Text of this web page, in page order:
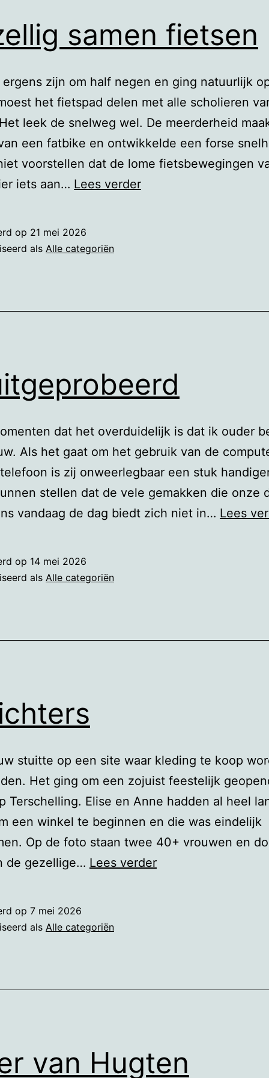
samen fietsen
ergens zijn om half negen en ging natuurlijk
het fietspad delen met alle scholieren
leek de snelweg wel. De meerderheid
een fatbike en ontwikkelde een forse
voorstellen dat de lome fietsbewegingen
iets aan… Lees verderGezellig
op 21 mei 2026
als Alle categoriën
dat het overduidelijk is dat ik ouder
Als het gaat om het gebruik van de
is zij onweerlegbaar een stuk
stellen dat de vele gemakken die onze
vandaag de dag biedt zich niet in… Lees
op 14 mei 2026
als Alle categoriën
stuitte op een site waar kleding te koop
Het ging om een zojuist feestelijk
Terschelling. Elise en Anne hadden al heel
een winkel te beginnen en die was eindelijk
Op de foto staan twee 40+ vrouwen en
de gezellige… Lees verderOplichters
op 7 mei 2026
als Alle categoriën
van Hugten